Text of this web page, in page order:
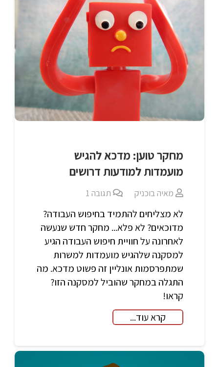
מחקר טוען: מדכא להגיש
מועמדות למודעות דרושים
מאיה בוכניק תגובה1
לא מצליחים להתמיד בחיפוש העבודה?
מדוכאים? לא פלא... מחקר חדש שנעשה
לאחרונה על חוויית חיפוש העבודה הגיע
למסקנה שלהגיש מועמדות למשרות
שמתפרסמות אונליין זה פשוט מדכא. מה
התגלה במחקר שהוביל למסקנה הזו?
קראו!
קרא עוד...